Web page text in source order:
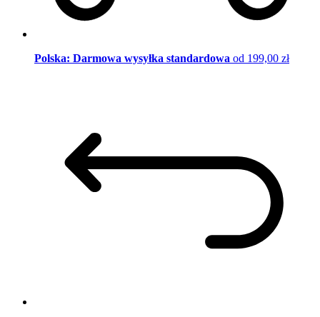
Polska: Darmowa wysyłka standardowa od 199,00 zł